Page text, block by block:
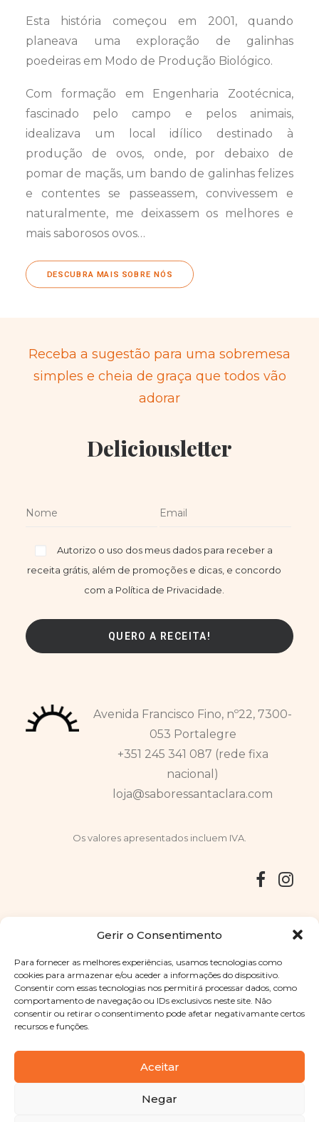
Gerir o Consentimento
Para fornecer as melhores experiências, usamos tecnologias como
cookies para armazenar e/ou aceder a informações do dispositivo.
Consentir com essas tecnologias nos permitirá processar dados, como
comportamento de navegação ou IDs exclusivos neste site. Não
consentir ou retirar o consentimento pode afetar negativamante certos
recursos e funções.
Aceitar
Negar
Esta história começou em 2001, quando
planeava uma exploração de galinhas
poedeiras em Modo de Produção Biológico.
Com formação em Engenharia Zootécnica,
fascinado pelo campo e pelos animais,
idealizava um local idílico destinado à
produção de ovos, onde, por debaixo de
pomar de maçãs, um bando de galinhas felizes
e contentes se passeassem, convivessem e
naturalmente, me deixassem os melhores e
mais saborosos ovos…
DESCUBRA MAIS SOBRE NÓS
Receba a sugestão para uma sobremesa
simples e cheia de graça que todos vão
adorar
Deliciousletter
Autorizo o uso dos meus dados para receber a
receita grátis, além de promoções e dicas, e concordo
com a Política de Privacidade.
Avenida Francisco Fino, nº22, 7300-
053 Portalegre
+351 245 341 087 (rede fixa
nacional)
loja@saboressantaclara.com
Os valores apresentados incluem IVA.
Copyright © 2025 Sabores Santa Clara
. Todos os direitos
reservadosPolítica de Privacidade |Termos e condições
Designed byShift Your Branding Agency